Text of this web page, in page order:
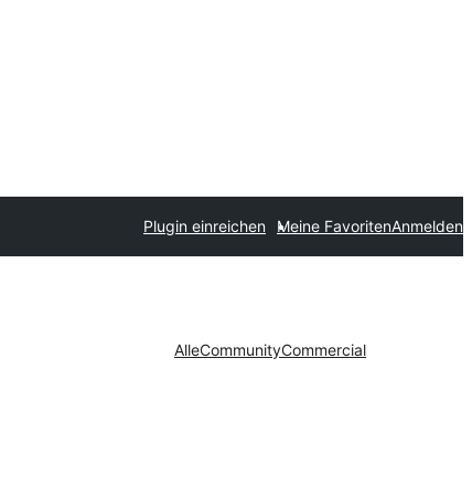
Plugin einreichen Meine FavoritenAnmelden
AlleCommunityCommercial